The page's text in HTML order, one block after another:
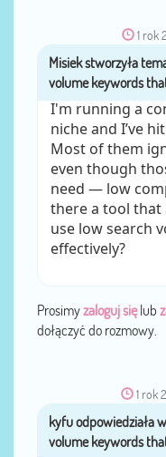
1 rok
I'm running a
niche and I’ve
Most of them
even though
need — low
there a tool that
use low search
effectively?
Prosimyzaloguj sięlub
dołączyć do rozmowy.
1 rok